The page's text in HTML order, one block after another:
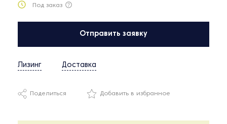
Под заказ
Отправить заявку
Лизинг Доставка
Поделиться Добавить в избранное